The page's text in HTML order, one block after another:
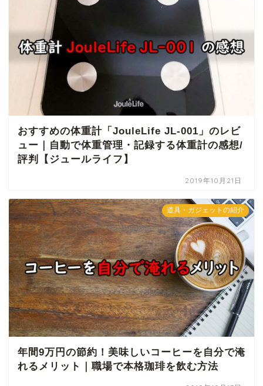
おすすめの体重計「JouleLife JL-001」のレビ
ュー｜自動で体重管理・記録する体重計の感想/
評判【ジュールライフ】
2019年10月21日
道具・ガジェットの紹介
年間9万円の節約！美味しいコーヒーを自分で淹
れるメリット｜職場で本格珈琲を飲む方法